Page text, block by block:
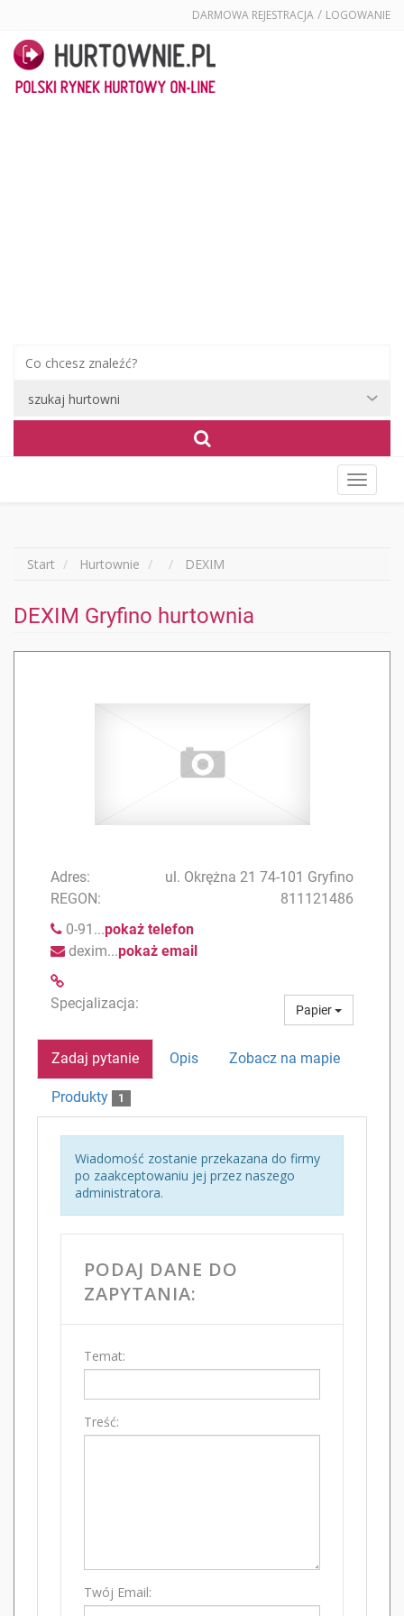
DARMOWA REJESTRACJA / LOGOWANIE
menu
Start Hurtownie DEXIM
DEXIM Gryfino hurtownia
Adres:
ul. Okrężna 21 74-101 Gryfino
REGON:
811121486
0-91...pokaż telefon
dexim...pokaż email
Specjalizacja: Papier
Zadaj pytanie Opis Zobacz na mapie
Produkty 1
Wiadomość zostanie przekazana do firmy
po zaakceptowaniu jej przez naszego
administratora.
PODAJ DANE DO
ZAPYTANIA:
Temat:
Treść:
Twój Email: